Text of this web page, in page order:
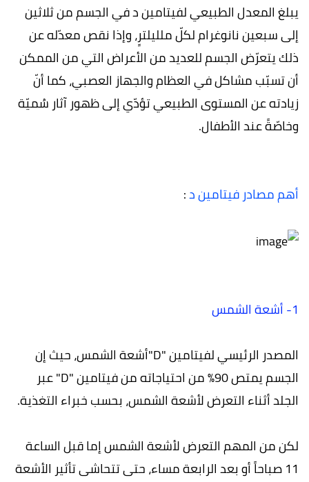
يبلغ المعدل الطبيعي لفيتامين د في الجسم من ثلاثين
إلى سبعين نانوغرام لكلّ ملليلترٍ، وإذا نقص معدّله عن
ذلك يتعرّض الجسم للعديد من الأعراض التي من الممكن
أن تسبّب مشاكل في العظام والجهاز العصبي، كما أنّ
زيادته عن المستوى الطبيعي تؤدّي إلى ظهور آثار سُميّة
وخاصّةً عند الأطفال.
أهم مصادر فيتامين د:
1- أشعة الشمس
المصدر الرئيسي لفيتامين "D"أشعة الشمس، حيث إن
الجسم يمتص 90% من احتياجاته من فيتامين "D" عبر
الجلد أثناء التعرض لأشعة الشمس، بحسب خبراء التغذية.
لكن من المهم التعرض لأشعة الشمس إما قبل الساعة
11 صباحاً أو بعد الرابعة مساء، حتى تتحاشى تأثير الأشعة